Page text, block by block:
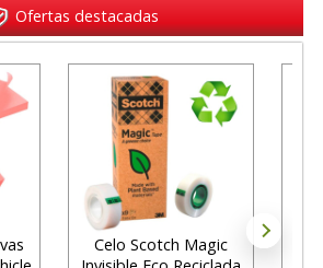
Ofertas destacadas
Celo Scotch Magic